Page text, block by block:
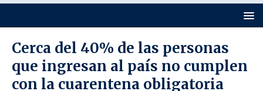
Cerca del 40% de las personas
que ingresan al país no cumplen
con la cuarentena obligatoria